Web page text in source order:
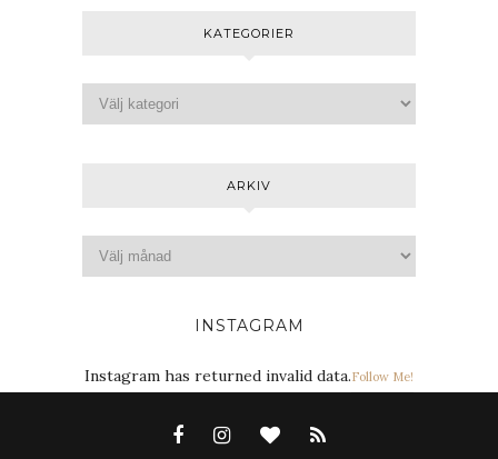
KATEGORIER
ARKIV
INSTAGRAM
Instagram has returned invalid data.Follow Me!